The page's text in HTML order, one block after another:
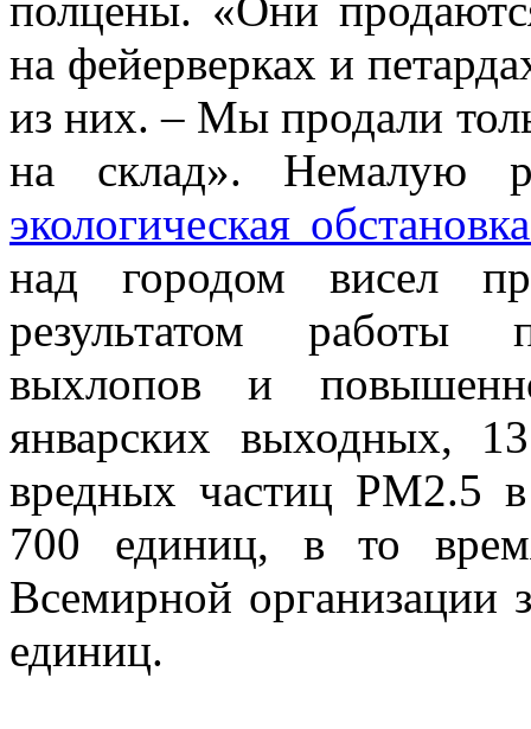
на фейерверках и
из них. – Мы продали
на склад». Немалую
экологическая
над городом висел
результатом работы
выхлопов и
январских выходных,
вредных частиц PM2.5
700 единиц, в то
Всемирной организации
единиц.